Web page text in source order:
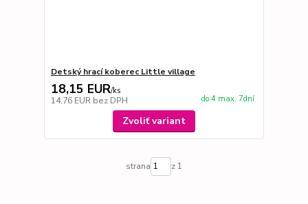
Detský hrací koberec Little village
18,15 EUR/ks
14,76 EUR bez DPH do 4 max. 7dní
Zvoliť variant
strana z 1